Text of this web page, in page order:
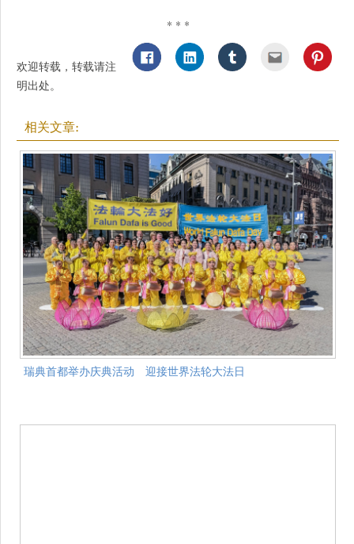
* * *
欢迎转载，转载请注
明出处。
相关文章:
瑞典首都举办庆典活动 迎接世界法轮大法日